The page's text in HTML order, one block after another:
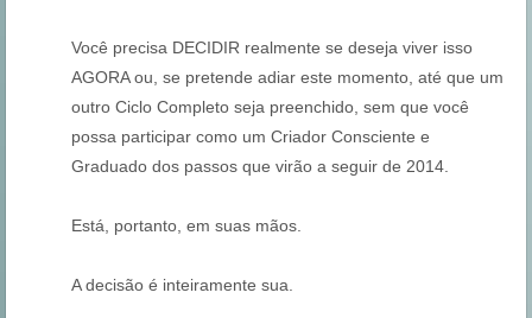
Você precisa DECIDIR realmente se deseja viver isso
AGORA ou, se pretende adiar este momento, até que um
outro Ciclo Completo seja preenchido, sem que você
possa participar como um Criador Consciente e
Graduado dos passos que virão a seguir de 2014.
Está, portanto, em suas mãos.
A decisão é inteiramente sua.